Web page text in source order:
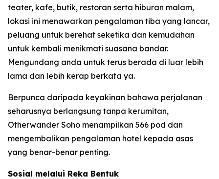
teater, kafe, butik, restoran serta hiburan malam,
lokasi ini menawarkan pengalaman tiba yang lancar,
peluang untuk berehat seketika dan kemudahan
untuk kembali menikmati suasana bandar.
Mengundang anda untuk terus berada di luar lebih
lama dan lebih kerap berkata ya.
Berpunca daripada keyakinan bahawa perjalanan
seharusnya berlangsung tanpa kerumitan,
Otherwander Soho menampilkan 566 pod dan
mengembalikan pengalaman hotel kepada asas
yang benar-benar penting.
Sosial melalui Reka Bentuk